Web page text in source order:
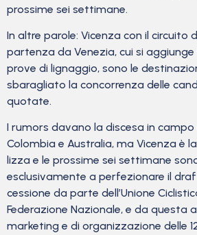
prossime sei settimane.
In altre parole: Vicenza con il circuito
partenza da Venezia, cui si
prove di lignaggio, sono le
sbaragliato la concorrenza delle
quotate.
I rumors davano la discesa in campo
Colombia e Australia, ma Vicenza è
lizza e le prossime sei settimane
esclusivamente a perfezionare il
cessione da parte dell’Unione
Federazione Nazionale, e da questa
marketing e di organizzazione delle